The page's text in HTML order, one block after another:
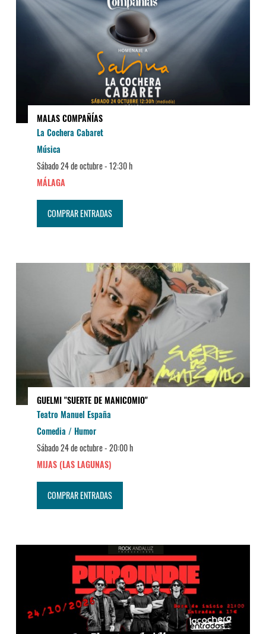
MALAS COMPAÑÍAS
La Cochera Cabaret
Música
Sábado 24 de octubre -12:30 h
MÁLAGA
COMPRAR ENTRADAS
GUELMI "SUERTE DE MANICOMIO"
Teatro Manuel España
Comedia / Humor
Sábado 24 de octubre -20:00 h
MIJAS (LAS LAGUNAS)
COMPRAR ENTRADAS